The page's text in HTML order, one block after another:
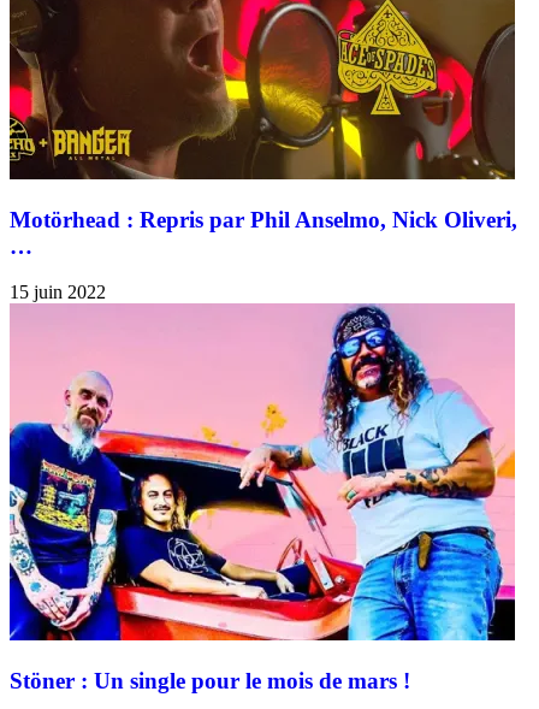
Motörhead : Repris par Phil Anselmo, Nick Oliveri,
…
15 juin 2022
Stöner : Un single pour le mois de mars !